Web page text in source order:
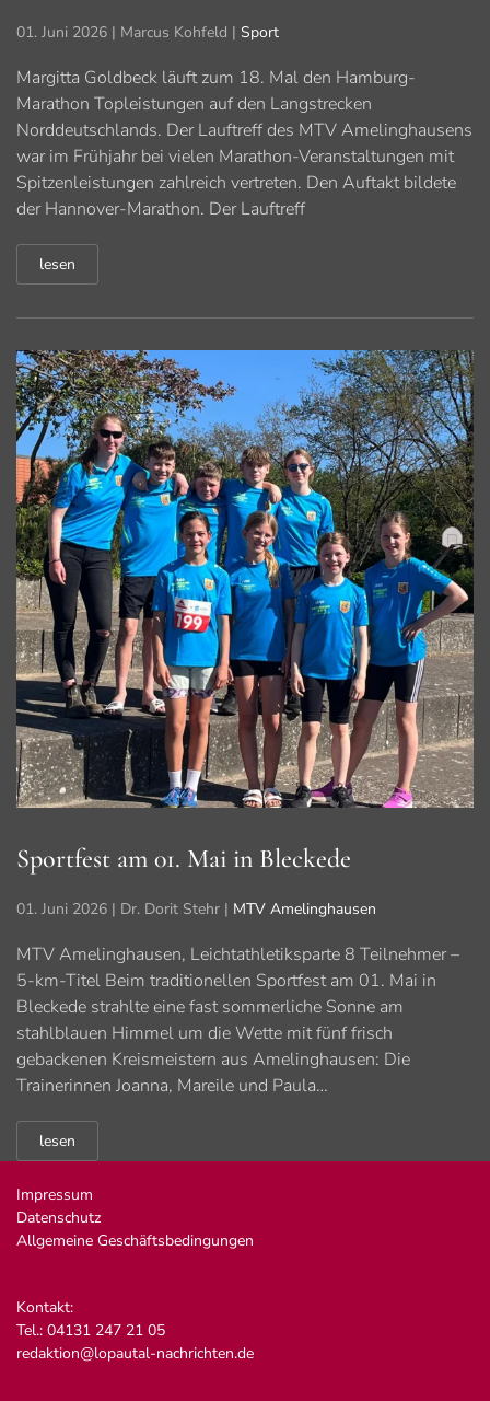
01. Juni 2026 | Marcus Kohfeld | Sport
Margitta Goldbeck läuft zum 18. Mal den Hamburg-
Marathon Topleistungen auf den Langstrecken
Norddeutschlands. Der Lauftreff des MTV Amelinghausens
war im Frühjahr bei vielen Marathon-Veranstaltungen mit
Spitzenleistungen zahlreich vertreten. Den Auftakt bildete
der Hannover-Marathon. Der Lauftreff
lesen
Sportfest am 01. Mai in Bleckede
01. Juni 2026 | Dr. Dorit Stehr | MTV Amelinghausen
MTV Amelinghausen, Leichtathletiksparte 8 Teilnehmer –
5-km-Titel Beim traditionellen Sportfest am 01. Mai in
Bleckede strahlte eine fast sommerliche Sonne am
stahlblauen Himmel um die Wette mit fünf frisch
gebackenen Kreismeistern aus Amelinghausen: Die
Trainerinnen Joanna, Mareile und Paula…
lesen
Impressum
Datenschutz
Allgemeine Geschäftsbedingungen
Kontakt:
Tel.: 04131 247 21 05
redaktion@lopautal-nachrichten.de